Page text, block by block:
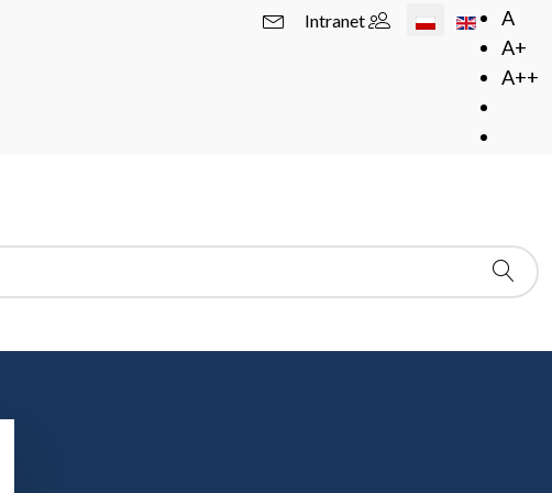
A
A+
A++
Wybierz swój język
Intranet